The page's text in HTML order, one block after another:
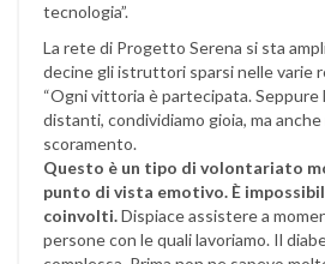
tecnologia”.
La rete di Progetto Serena si sta
decine gli istruttori sparsi nelle varie
“Ogni vittoria è partecipata.
distanti, condividiamo gioia, ma
scoramento.
Questo è un tipo di volontariato
punto di vista emotivo. È
coinvolti.Dispiace assistere a
persone con le quali lavoriamo. Il